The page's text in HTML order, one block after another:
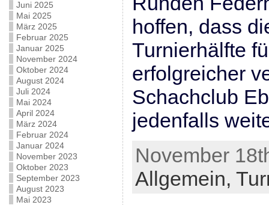
Juni 2025
Mai 2025
März 2025
Februar 2025
Januar 2025
November 2024
Oktober 2024
August 2024
Juli 2024
Mai 2024
April 2024
März 2024
Februar 2024
Januar 2024
November 2023
Oktober 2023
September 2023
August 2023
Mai 2023
hoffen, dass
Turnierhälfte
erfolgreicher
Schachclub
jedenfalls
November
Allgemein,